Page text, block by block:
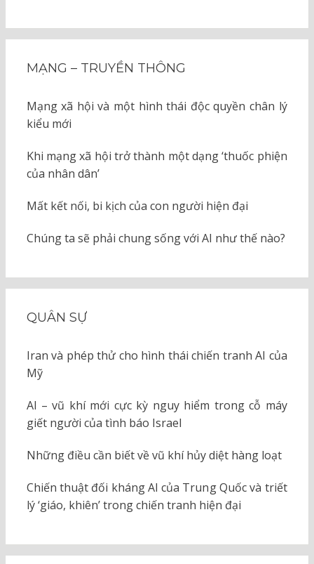
MẠNG – TRUYỀN THÔNG
Mạng xã hội và một hình thái độc quyền chân lý
kiểu mới
Khi mạng xã hội trở thành một dạng ‘thuốc phiện
của nhân dân’
Mất kết nối, bi kịch của con người hiện đại
Chúng ta sẽ phải chung sống với AI như thế nào?
QUÂN SỰ
Iran và phép thử cho hình thái chiến tranh AI của
Mỹ
AI – vũ khí mới cực kỳ nguy hiểm trong cỗ máy
giết người của tình báo Israel
Những điều cần biết về vũ khí hủy diệt hàng loạt
Chiến thuật đối kháng AI của Trung Quốc và triết
lý ‘giáo, khiên’ trong chiến tranh hiện đại